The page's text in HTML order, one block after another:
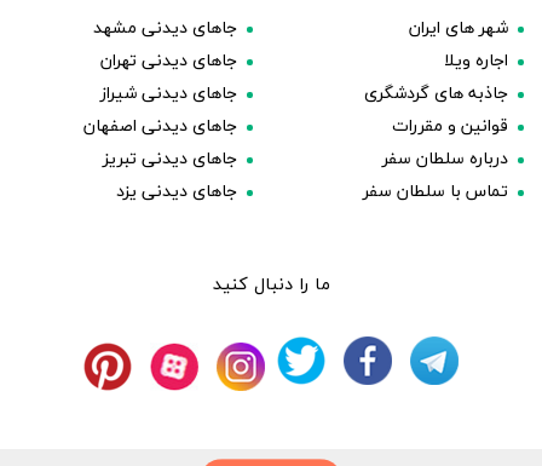
شهر های ایران
اجاره ویلا
جاذبه های گردشگری
قوانین و مقررات
درباره سلطان سفر
تماس با سلطان سفر
جاهای دیدنی مشهد
جاهای دیدنی تهران
جاهای دیدنی شیراز
جاهای دیدنی اصفهان
جاهای دیدنی تبریز
جاهای دیدنی یزد
ما را دنبال کنید